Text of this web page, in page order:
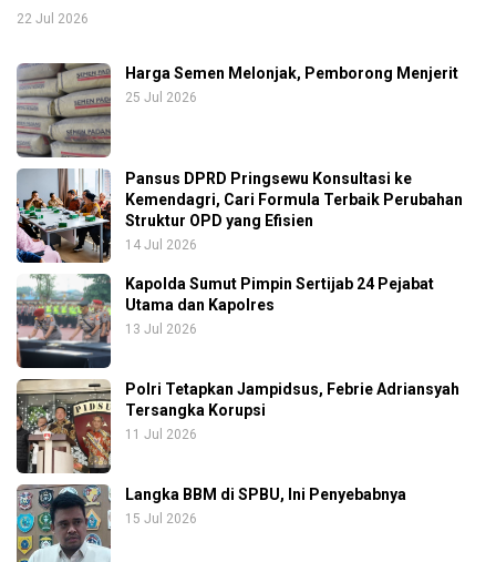
22 Jul 2026
Harga Semen Melonjak, Pemborong Menjerit
25 Jul 2026
Pansus DPRD Pringsewu Konsultasi ke
Kemendagri, Cari Formula Terbaik Perubahan
Struktur OPD yang Efisien
14 Jul 2026
Kapolda Sumut Pimpin Sertijab 24 Pejabat
Utama dan Kapolres
13 Jul 2026
Polri Tetapkan Jampidsus, Febrie Adriansyah
Tersangka Korupsi
11 Jul 2026
Langka BBM di SPBU, Ini Penyebabnya
15 Jul 2026